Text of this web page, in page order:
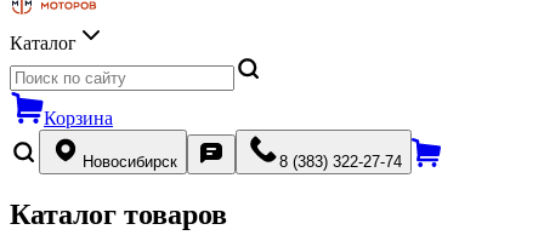
Каталог
Корзина
Новосибирск 8 (383) 322-27-74
Каталог товаров